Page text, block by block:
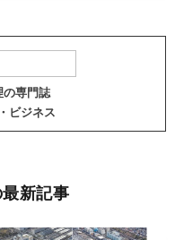
の専門誌
ビジネス
新記事